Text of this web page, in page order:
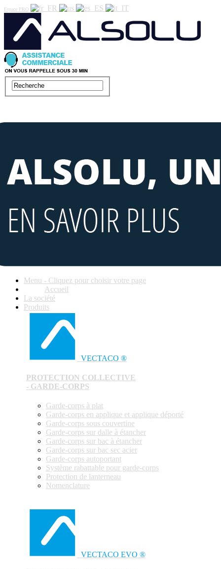
Espace PRO
Menu - Cliquez pour choisir votre page
Accueil
La société
Produits
VECTACO ®
PROTECTION COLLECTIVE
- GARDE-CORPS
Garde-corps à plat
Garde-corps en applique et applique déporté
Garde-corps sous couvertine
Garde-corps sur dalle à étancher
Garde-corps sur bac à étancher
Garde-corps sur bac sec acier
Garde-corps autoportant
Système rabattable pour garde-corps
Protection de lanterneau
Nomenclature
VECTACO EVO ®